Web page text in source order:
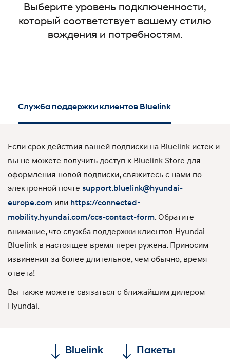
Выберите уровень подключенности,
который соответствует вашему стилю
вождения и потребностям.
Служба поддержки клиентов Bluelink
Если срок действия вашей подписки на Bluelink истек и
вы не можете получить доступ к Bluelink Store для
оформления новой подписки, свяжитесь с нами по
электронной почте support.bluelink@hyundai-
europe.com или https://connected-
mobility.hyundai.com/ccs-contact-form. Обратите
внимание, что служба поддержки клиентов Hyundai
Bluelink в настоящее время перегружена. Приносим
извинения за более длительное, чем обычно, время
ответа!
Вы также можете связаться с ближайшим дилером
Hyundai.
Bluelink Пакеты